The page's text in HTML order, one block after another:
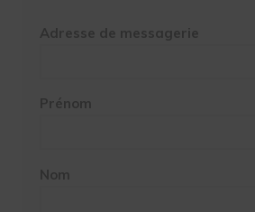
Adresse de messagerie
Prénom
Nom